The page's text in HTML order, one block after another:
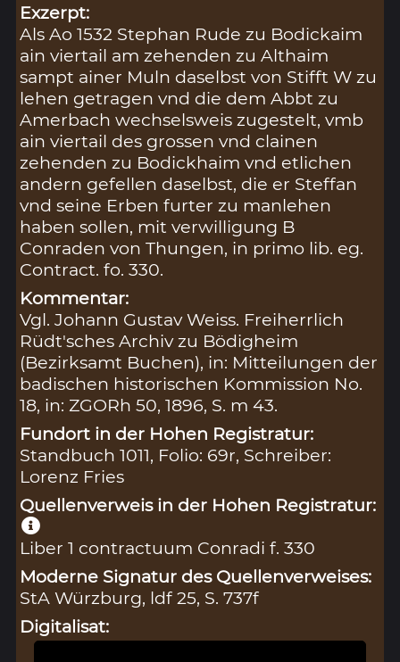
Exzerpt:
Als Ao 1532 Stephan Rude zu Bodickaim
ain viertail am zehenden zu Althaim
sampt ainer Muln daselbst von Stifft W zu
lehen getragen vnd die dem Abbt zu
Amerbach wechselsweis zugestelt, vmb
ain viertail des grossen vnd clainen
zehenden zu Bodickhaim vnd etlichen
andern gefellen daselbst, die er Steffan
vnd seine Erben furter zu manlehen
haben sollen, mit verwilligung B
Conraden von Thungen, in primo lib. eg.
Contract. fo. 330.
Kommentar:
Vgl. Johann Gustav Weiss. Freiherrlich
Rüdt'sches Archiv zu Bödigheim
(Bezirksamt Buchen), in: Mitteilungen der
badischen historischen Kommission No.
18, in: ZGORh 50, 1896, S. m 43.
Fundort in der Hohen Registratur:
Standbuch 1011, Folio: 69r, Schreiber:
Lorenz Fries
Quellenverweis in der Hohen Registratur:
Liber 1 contractuum Conradi f. 330
Moderne Signatur des Quellenverweises:
StA Würzburg, ldf 25, S. 737f
Digitalisat: